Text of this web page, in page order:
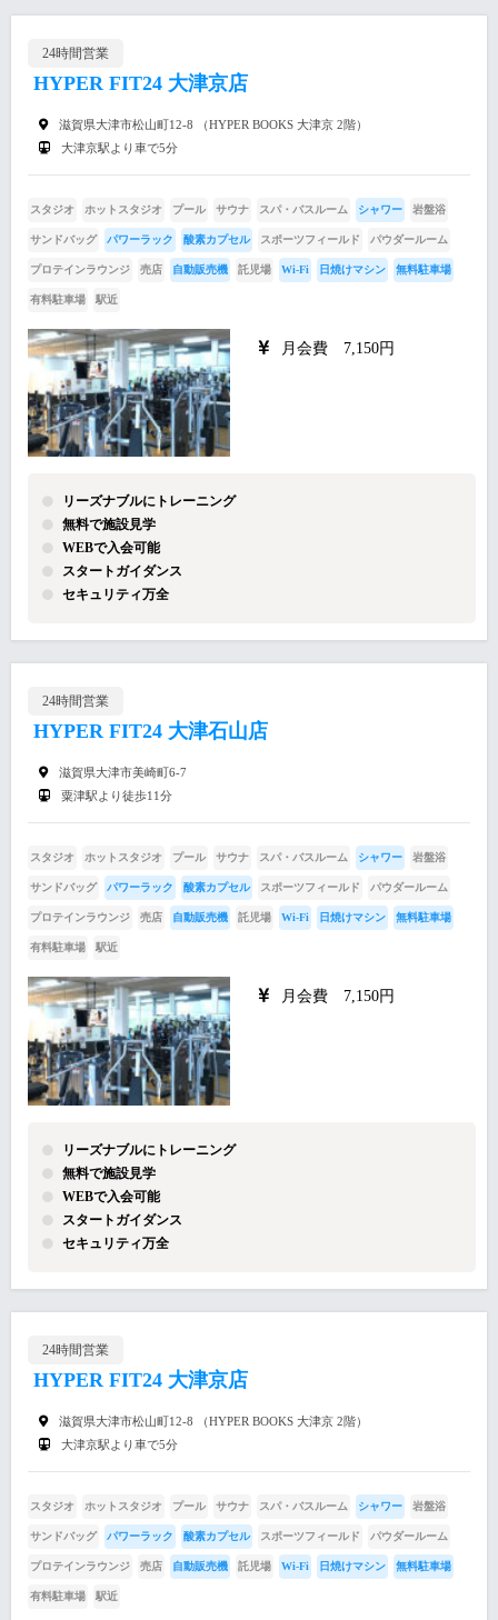
24時間営業
HYPER FIT24 大津京店
滋賀県大津市松山町12-8 （HYPER BOOKS 大津京 2階）
大津京駅より車で5分
スタジオ ホットスタジオ プール サウナ スパ・バスルーム シャワー 岩盤浴
サンドバッグ パワーラック 酸素カプセル スポーツフィールド パウダールーム
プロテインラウンジ 売店 自動販売機 託児場 Wi-Fi 日焼けマシン 無料駐車場
有料駐車場 駅近
月会費 7,150円
リーズナブルにトレーニング
無料で施設見学
WEBで入会可能
スタートガイダンス
セキュリティ万全
24時間営業
HYPER FIT24 大津石山店
滋賀県大津市美崎町6-7
粟津駅より徒歩11分
スタジオ ホットスタジオ プール サウナ スパ・バスルーム シャワー 岩盤浴
サンドバッグ パワーラック 酸素カプセル スポーツフィールド パウダールーム
プロテインラウンジ 売店 自動販売機 託児場 Wi-Fi 日焼けマシン 無料駐車場
有料駐車場 駅近
月会費 7,150円
リーズナブルにトレーニング
無料で施設見学
WEBで入会可能
スタートガイダンス
セキュリティ万全
24時間営業
HYPER FIT24 大津京店
滋賀県大津市松山町12-8 （HYPER BOOKS 大津京 2階）
大津京駅より車で5分
スタジオ ホットスタジオ プール サウナ スパ・バスルーム シャワー 岩盤浴
サンドバッグ パワーラック 酸素カプセル スポーツフィールド パウダールーム
プロテインラウンジ 売店 自動販売機 託児場 Wi-Fi 日焼けマシン 無料駐車場
有料駐車場 駅近